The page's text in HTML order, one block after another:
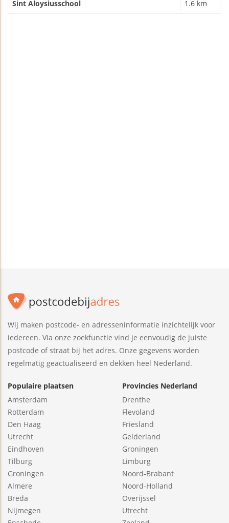
Sint Aloysiusschool 1.6 km
Wij maken postcode- en adresseninformatie inzichtelijk voor
iedereen. Via onze zoekfunctie vind je eenvoudig de juiste
postcode of straat bij het adres. Onze gegevens worden
regelmatig geactualiseerd en dekken heel Nederland.
Populaire plaatsen
Amsterdam
Rotterdam
Den Haag
Utrecht
Eindhoven
Tilburg
Groningen
Almere
Breda
Nijmegen
Provincies Nederland
Drenthe
Flevoland
Friesland
Gelderland
Groningen
Limburg
Noord-Brabant
Noord-Holland
Overijssel
Utrecht